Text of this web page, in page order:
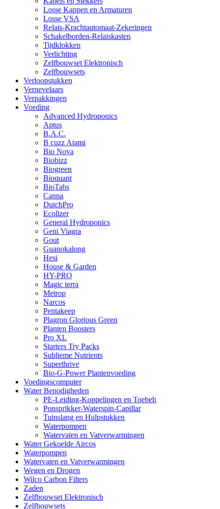
Losse Kappen en Armaturen
Losse VSA
Relais-Krachtautomaat-Zekeringen
Schakelborden-Relaiskasten
Tijdklokken
Verlichting
Zelfbouwset Elektronisch
Zelfbouwsets
Verloopstukken
Vernevelaars
Verpakkingen
Voeding
Advanced Hydroponics
Aptus
B.A.C.
B cuzz Atami
Bio Nova
Biobizz
Biogreen
Bioquant
BioTabs
Canna
DutchPro
Ecolizer
General Hydroponics
Geni Viagra
Gout
Guanokalong
Hesi
House & Garden
HY-PRO
Magic terra
Metrop
Narcos
Pentakeep
Plagron Glorious Green
Planten Boosters
Pro XL
Starters Try Packs
Sublieme Nutrients
Superthrive
Bio-G-Power Plantenvoeding
Voedingscomputer
Water Benodigheden
PE-Leiding-Koppelingen en Toebeh
Ponsprikker-Waterspin-Capillar
Tuinslang en Hulpstukken
Waterpompen
Watervaten en Vatverwarmingen
Water Gekoelde Aircos
Waterpompen
Watervaten en Vatverwarmingen
Wegen en Drogen
Wilco Carbon Filters
Zaden
Zelfbouwset Elektronisch
Zelfbouwsets